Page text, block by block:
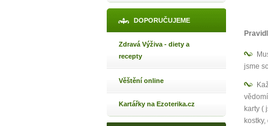
Máte
DOPORUČUJEME
Zdravá Výživa - diety a
recepty
Věštění online
Kartářky na Ezoterika.cz
jsme
karty (